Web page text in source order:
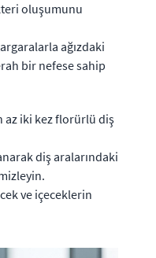
oluşumunu
ağızdaki
bir nefese sahip
az iki kez florürlü diş
diş aralarındaki
ve içeceklerin